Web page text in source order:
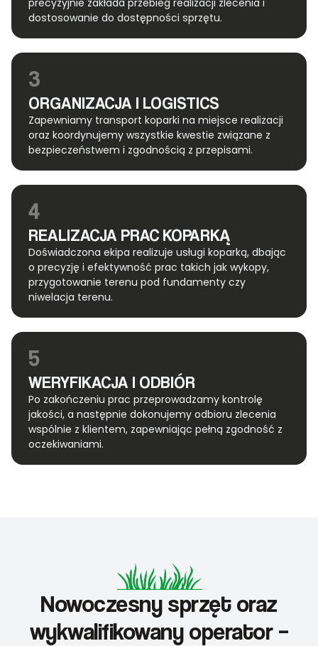
precyzyjnie zakłada przebieg realizacji zlecenia i
dostosowanie do dostępności sprzętu.
3
ORGANIZACJA I LOGISTICS
Zapewniamy transport koparki na miejsce realizacji
oraz koordynujemy wszystkie kwestie związane z
bezpieczeństwem i zgodnością z przepisami.
4
REALIZACJA PRAC KOPARKĄ
Doświadczona ekipa realizuje usługi koparką, dbając
o precyzję i efektywność prac takich jak wykopy,
przygotowanie terenu pod fundamenty czy
niwelacja terenu.
5
WERYFIKACJA I ODBIÓR
Po zakończeniu prac przeprowadzamy kontrolę
jakości, a następnie dokonujemy odbioru zlecenia
wspólnie z klientem, zapewniając pełną zgodność z
oczekiwaniami.
Nowoczesny sprzęt oraz
wykwalifikowany operator –